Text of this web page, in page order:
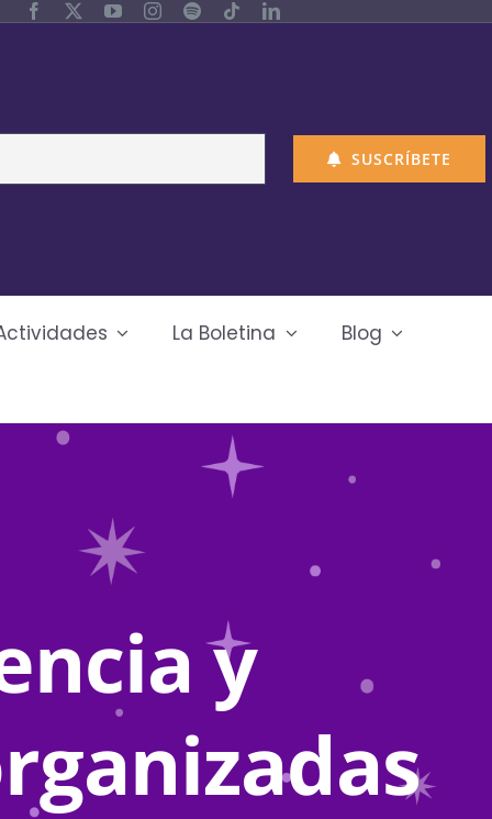
SUSCRÍBETE
La Boletina
Blog
y